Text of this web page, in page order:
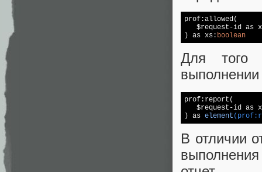
prof:allowed(
$request-id as
) as xs: boolean
Для того
выполнении
prof:report(
$request-id as
) as element
В отличии